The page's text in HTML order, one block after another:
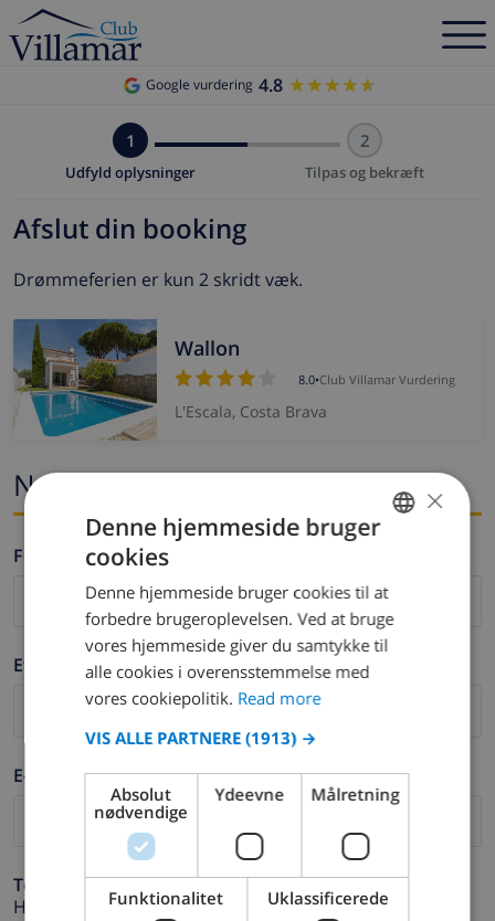
Google vurdering 4.8 ★★★★★
★★★★★
1
Udfyld oplysninger
2
Tilpas og bekræft
Afslut din booking
Drømmeferien er kun 2 skridt væk.
Wallon
8.0•Club Villamar Vurdering
L'Escala, Costa Brava
Navn og e-mail
Fornavn *
Efternavn *
E-mail *
Telefon *
Hvis din e-mail adresse ikke fungerer korrekt.
DUTCH
SPANISH
ITALIAN
NORWEGIAN
×
Denne hjemmeside bruger
cookies
Denne hjemmeside bruger cookies til at
forbedre brugeroplevelsen. Ved at bruge
vores hjemmeside giver du samtykke til
alle cookies i overensstemmelse med
vores cookiepolitik. Read more
VIS ALLE PARTNERE (1913) →
Absolut
nødvendige
Ydeevne Målretning
Funktionalitet Uklassificerede